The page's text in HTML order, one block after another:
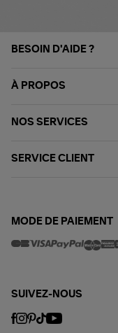
BESOIN D'AIDE ?
À PROPOS
NOS SERVICES
SERVICE CLIENT
MODE DE PAIEMENT
SUIVEZ-NOUS